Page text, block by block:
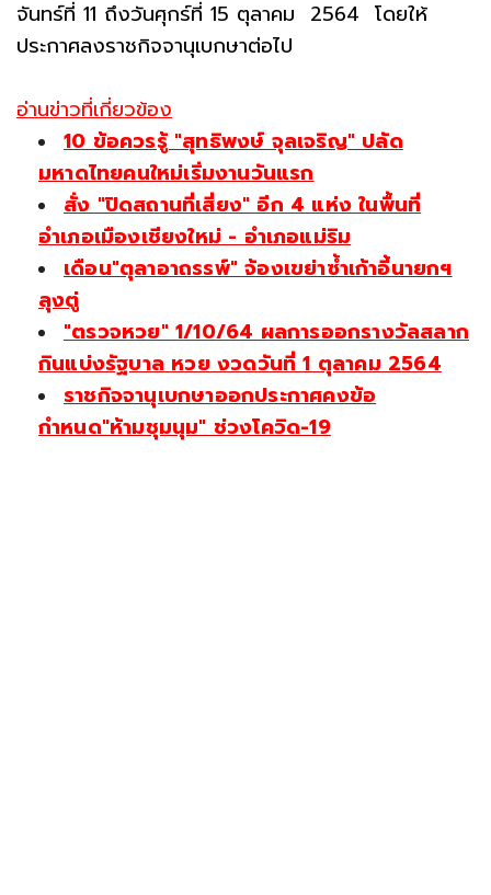
จันทร์ที่ 11 ถึงวันศุกร์ที่ 15 ตุลาคม 2564 โดยให้
ประกาศลงราชกิจจานุเบกษาต่อไป
อ่านข่าวที่เกี่ยวข้อง
10 ข้อควรรู้ "สุทธิพงษ์ จุลเจริญ" ปลัด
มหาดไทยคนใหม่เริ่มงานวันแรก
สั่ง "ปิดสถานที่เสี่ยง" อีก 4 แห่ง ในพื้นที่
อำเภอเมืองเชียงใหม่ - อำเภอแม่ริม
เดือน"ตุลาอาถรรพ์" จ้องเขย่าซ้ำเก้าอี้นายกฯ
ลุงตู่
"ตรวจหวย" 1/10/64 ผลการออกรางวัลสลาก
กินแบ่งรัฐบาล หวย งวดวันที่ 1 ตุลาคม 2564
ราชกิจจานุเบกษาออกประกาศคงข้อ
กำหนด"ห้ามชุมนุม" ช่วงโควิด-19